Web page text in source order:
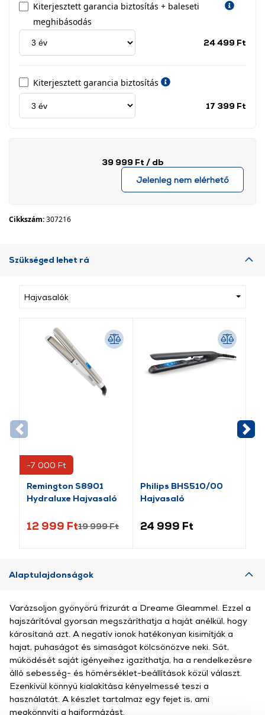
Kiterjesztett garancia biztosítás + baleseti
meghibásodás
24 499 Ft
Kiterjesztett garancia biztosítás
17 399 Ft
39 999 Ft / db
Jelenleg nem elérhető
Cikkszám:307216
Szükséged lehet rá
Hajvasalók
-7 000 Ft
Remington S8901
Hydraluxe Hajvasaló
12 999 Ft19 999 Ft
Philips BHS510/00
Hajvasaló
24 999 Ft
Alaptulajdonságok
Varázsoljon gyönyörű frizurát a Dreame Gleammel. Ezzel a
hajszárítóval gyorsan megszáríthatja a haját anélkül, hogy
károsítaná azt. A negatív ionok hatékonyan kisimítják a
hajat, puhaságot és simaságot kölcsönözve neki. Sőt,
működését saját igényeihez igazíthatja, ha a rendelkezésre
álló sebesség- és hőmérséklet-beállítások közül választ.
Ezenkívül könnyű kialakítása kényelmessé teszi a
használatát. A készlet tartalmaz egy fejet is, ami
megkönnyíti a hajformázást.